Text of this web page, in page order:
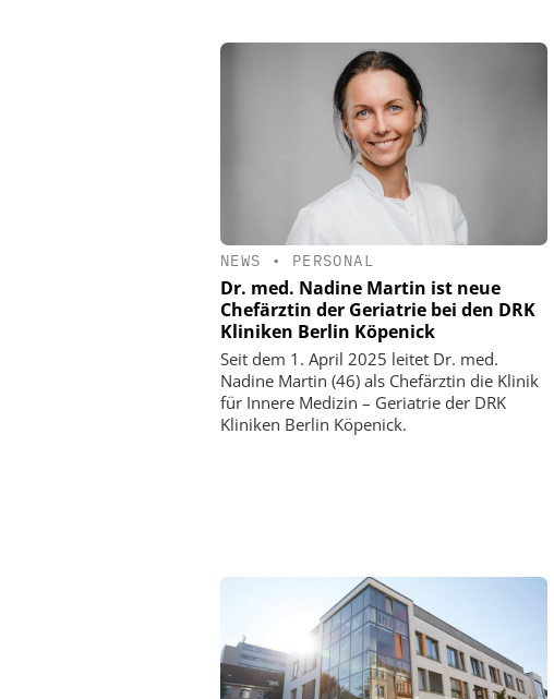
NEWS • PERSONAL
Dr. med. Nadine Martin ist neue
Chefärztin der Geriatrie bei den DRK
Kliniken Berlin Köpenick
Seit dem 1. April 2025 leitet Dr. med.
Nadine Martin (46) als Chefärztin die Klinik
für Innere Medizin – Geriatrie der DRK
Kliniken Berlin Köpenick.